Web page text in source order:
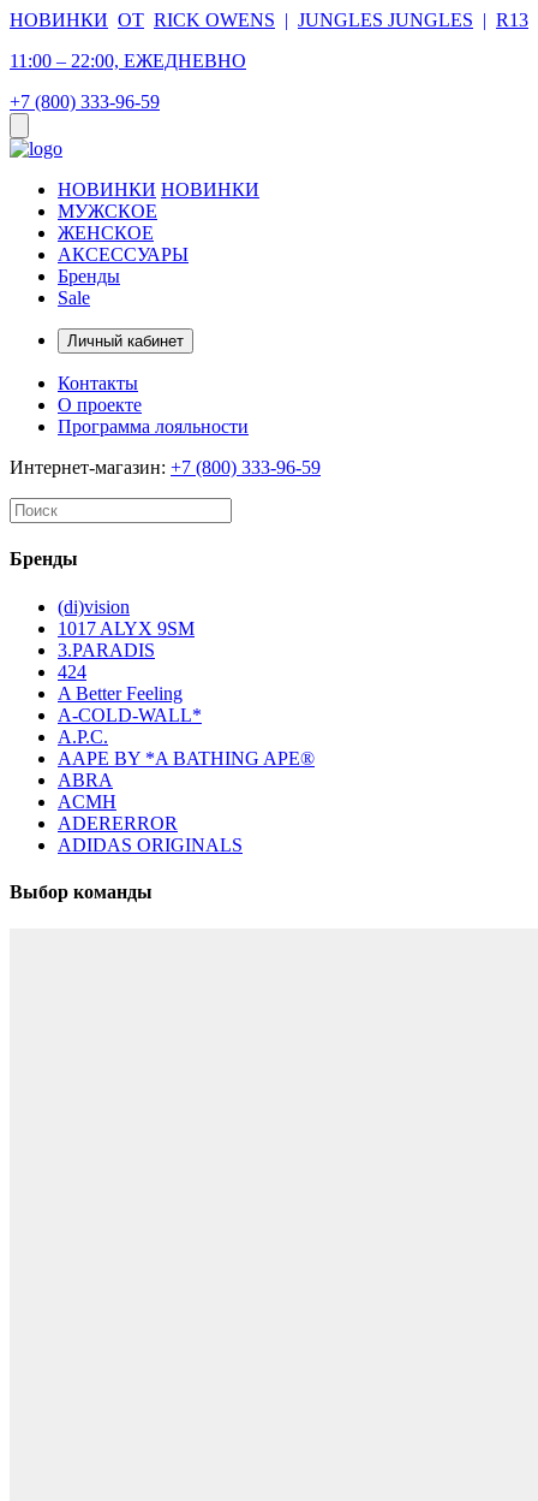
НОВИНКИ ОТ RICK OWENS | JUNGLES JUNGLES | R13
11:00 – 22:00, ЕЖЕДНЕВНО
+7 (800) 333-96-59
НОВИНКИ НОВИНКИ
МУЖСКОЕ
ЖЕНСКОЕ
АКСЕССУАРЫ
Бренды
Sale
Личный кабинет
Контакты
О проекте
Программа лояльности
Интернет-магазин: +7 (800) 333-96-59
Бренды
(di)vision
1017 ALYX 9SM
3.PARADIS
424
A Better Feeling
A-COLD-WALL*
A.P.C.
AAPE BY *A BATHING APE®
ABRA
ACMH
ADERERROR
ADIDAS ORIGINALS
Выбор команды